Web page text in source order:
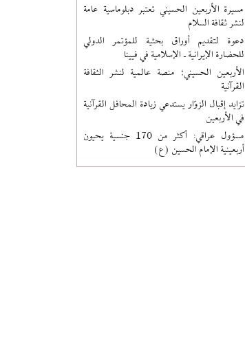
مسيرة الأربعين الحسيني تعتبر دبلوماسية عامة
لنشر ثقافة السلام
دعوة لتقديم أوراق بحثية للمؤتمر الدولي
للحضارة الإيرانية ـ الإسلامية في فيينا
الأربعين الحسيني؛ منصة عالمية لنشر الثقافة
القرآنية
تزايد إقبال الزوّار يستدعي زيادة المحافل القرآنية
في الأربعين
مسؤول عراقي: أكثر من 170 جنسية يحيون
أربعينية الإمام الحسين (ع)